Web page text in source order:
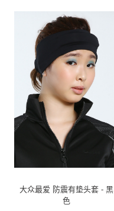
大众最爱 防震有垫头套 - 黑
色